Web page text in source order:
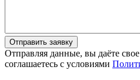
Отправить заявку
Отправляя данные, вы даёте
соглашаетесь с условиями